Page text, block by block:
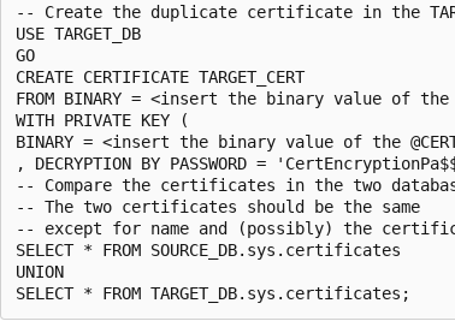
-- Create the duplicate certificate in the
USE TARGET_DB
GO
CREATE CERTIFICATE TARGET_CERT
FROM BINARY = <insert the binary value of the
WITH PRIVATE KEY (
BINARY = <insert the binary value of the
, DECRYPTION BY PASSWORD =
-- Compare the certificates in the two
-- The two certificates should be the same
-- except for name and (possibly) the
SELECT * FROM SOURCE_DB.sys.certificates
UNION